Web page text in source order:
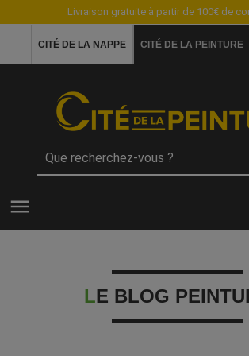
Livraison gratuite à partir de 100€ de
CITÉ DE LA NAPPE CITÉ DE LA PEINTURE
menu
LE BLOG